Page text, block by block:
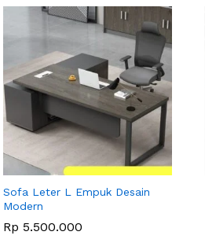
Sofa Leter L Empuk Desain
Modern
Rp 5.500.000